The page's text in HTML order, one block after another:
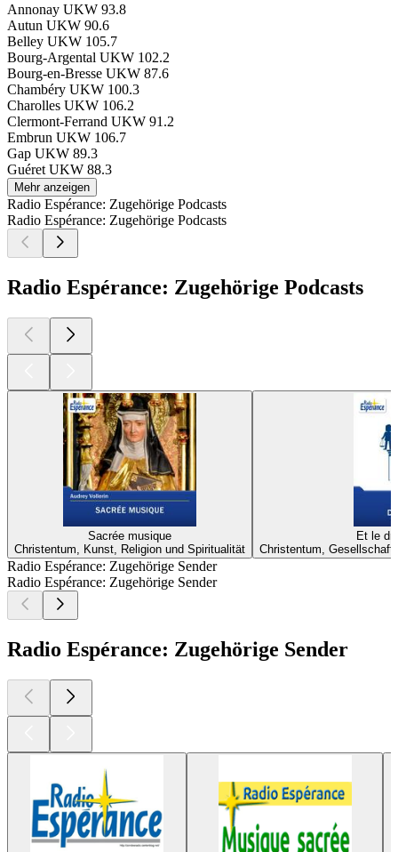
Annonay UKW 93.8
Autun UKW 90.6
Belley UKW 105.7
Bourg-Argental UKW 102.2
Bourg-en-Bresse UKW 87.6
Chambéry UKW 100.3
Charolles UKW 106.2
Clermont-Ferrand UKW 91.2
Embrun UKW 106.7
Gap UKW 89.3
Guéret UKW 88.3
Mehr anzeigen
Radio Espérance: Zugehörige Podcasts
Radio Espérance: Zugehörige Podcasts
Radio Espérance: Zugehörige Podcasts
Sacrée musique
Christentum, Kunst, Religion und Spiritualität
Et le
Christentum, Gesellschaft
Radio Espérance: Zugehörige Sender
Radio Espérance: Zugehörige Sender
Radio Espérance: Zugehörige Sender